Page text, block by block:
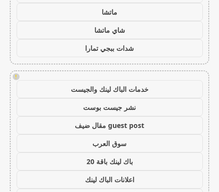
ماتشا
شاي ماتشا
شدات ببجي تمارا
!
خدمات الباك لينك والجيست
نشر جيست بوست
guest post مقال ضيف
سوق العرب
باك لينك باقة 20
اعلانات الباك لينك